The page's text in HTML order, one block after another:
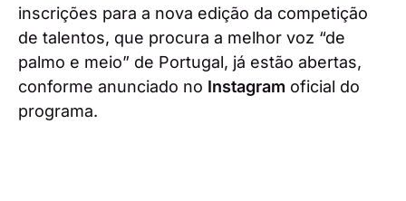
inscrições para a nova edição da competição
de talentos, que procura a melhor voz “de
palmo e meio” de Portugal, já estão abertas,
conforme anunciado no Instagram oficial do
programa.